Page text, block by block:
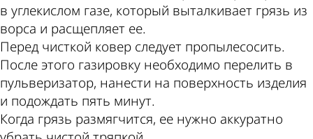
в углекислом газе, который выталкивает грязь из
ворса и расщепляет ее.
Перед чисткой ковер следует пропылесосить.
После этого газировку необходимо перелить в
пульверизатор, нанести на поверхность изделия
и подождать пять минут.
Когда грязь размягчится, ее нужно аккуратно